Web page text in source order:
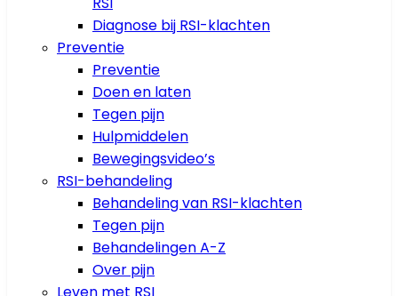
Diagnose bij RSI-klachten
Preventie
Preventie
Doen en laten
Tegen pijn
Hulpmiddelen
Bewegingsvideo’s
RSI-behandeling
Behandeling van RSI-klachten
Tegen pijn
Behandelingen A-Z
Over pijn
Leven met RSI